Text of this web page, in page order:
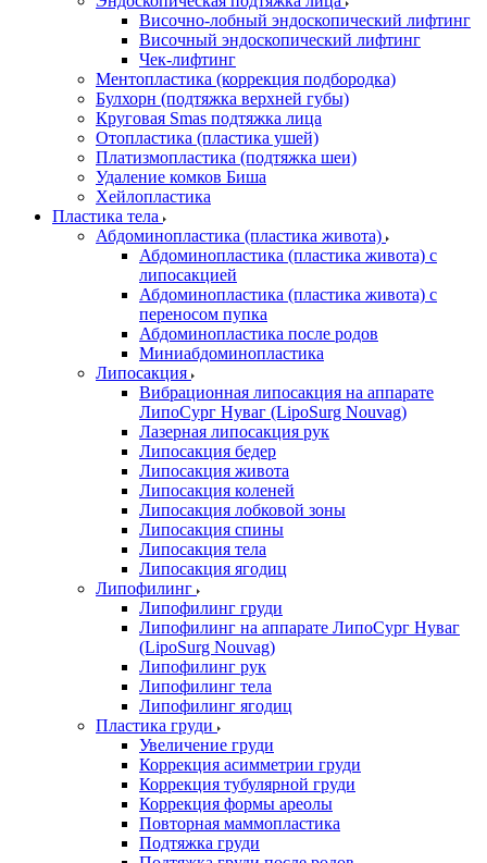
Височно-лобный эндоскопический лифтинг
Височный эндоскопический лифтинг
Чек-лифтинг
Ментопластика (коррекция подбородка)
Булхорн (подтяжка верхней губы)
Круговая Smas подтяжка лица
Отопластика (пластика ушей)
Платизмопластика (подтяжка шеи)
Удаление комков Биша
Хейлопластика
Пластика тела
Абдоминопластика (пластика живота)
Абдоминопластика (пластика живота) с
липосакцией
Абдоминопластика (пластика живота) с
переносом пупка
Абдоминопластика после родов
Миниабдоминопластика
Липосакция
Вибрационная липосакция на аппарате
ЛипоСург Нуваг (LipoSurg Nouvag)
Лазерная липосакция рук
Липосакция бедер
Липосакция живота
Липосакция коленей
Липосакция лобковой зоны
Липосакция спины
Липосакция тела
Липосакция ягодиц
Липофилинг
Липофилинг груди
Липофилинг на аппарате ЛипоСург Нуваг
(LipoSurg Nouvag)
Липофилинг рук
Липофилинг тела
Липофилинг ягодиц
Пластика груди
Увеличение груди
Коррекция асимметрии груди
Коррекция тубулярной груди
Коррекция формы ареолы
Повторная маммопластика
Подтяжка груди